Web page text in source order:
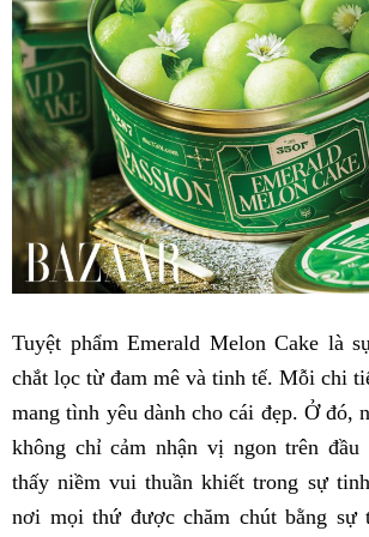
Tuyệt phẩm Emerald Melon Cake là
chắt lọc từ đam mê và tinh tế. Mỗi chi
mang tình yêu dành cho cái đẹp. Ở đó,
không chỉ cảm nhận vị ngon trên
thấy niềm vui thuần khiết trong sự
nơi mọi thứ được chăm chút bằng sự